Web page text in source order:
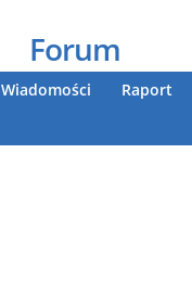
Forum
Wiadomości Raport